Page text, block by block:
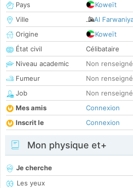
Pays
Koweït
Ville
Al
Origine
Koweït
État civil
Célibataire
Niveau academic
Non renseigné
Fumeur
Non renseigné
Job
Non renseigné
Mes amis
Connexion
Inscrit le
Connexion
Mon physique et+
Je cherche
Les yeux